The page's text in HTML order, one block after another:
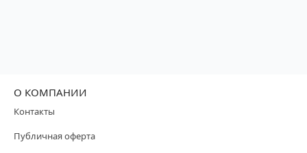
О КОМПАНИИ
Контакты
Публичная оферта